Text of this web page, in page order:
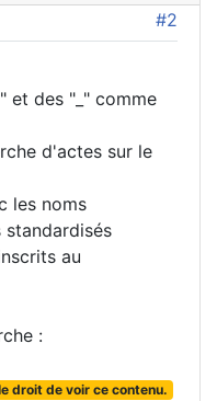
#2
et des "_" comme
d'actes sur le
les noms
au
:
droit de voir ce contenu.